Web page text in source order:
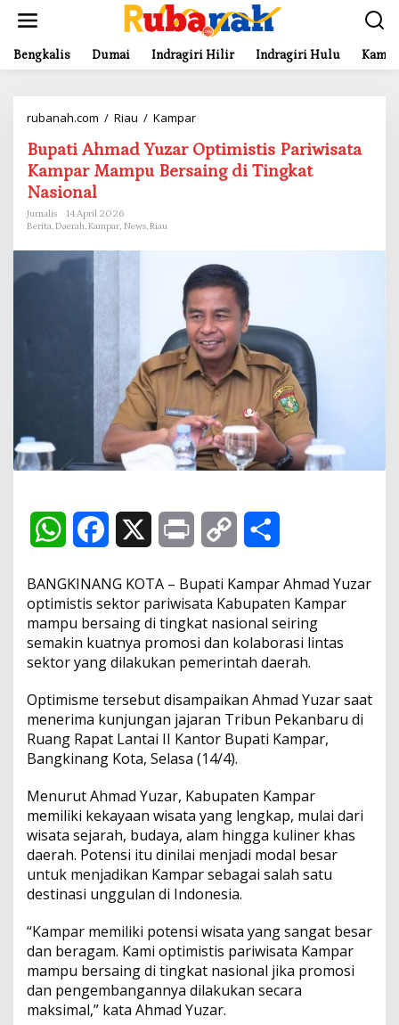
t
Bengkalis Dumai Indragiri Hilir Indragiri Hulu
rubanah.com / Riau / Kampar
p
a
t
a
d
Y
u
z
a
r
O
i
m
i
s
s
a
i
w
s
a
t
K
m
p
a
M
m
p
u
B
e
r
a
i
n
g
d
i
Bupati Ahmad Yuzar Optimistis Pariwisata
Kampar Mampu Bersaing di Tingkat
Nasional
Jurnalis
14 April 2026
Berita,Daerah,Kampar, News,Riau
W
a
t
s
A
p
c
e
b
o
o
i
n
t
p
y
L
i
n
a
r
e
BANGKINANG KOTA – Bupati Kampar Ahmad Yuzar
optimistis sektor pariwisata Kabupaten Kampar
mampu bersaing di tingkat nasional seiring
semakin kuatnya promosi dan kolaborasi lintas
sektor yang dilakukan pemerintah daerah.
Optimisme tersebut disampaikan Ahmad Yuzar saat
menerima kunjungan jajaran Tribun Pekanbaru di
Ruang Rapat Lantai II Kantor Bupati Kampar,
Bangkinang Kota, Selasa (14/4).
Menurut Ahmad Yuzar, Kabupaten Kampar
memiliki kekayaan wisata yang lengkap, mulai dari
wisata sejarah, budaya, alam hingga kuliner khas
daerah. Potensi itu dinilai menjadi modal besar
untuk menjadikan Kampar sebagai salah satu
destinasi unggulan di Indonesia.
“Kampar memiliki potensi wisata yang sangat besar
dan beragam. Kami optimistis pariwisata Kampar
mampu bersaing di tingkat nasional jika promosi
dan pengembangannya dilakukan secara
maksimal,” kata Ahmad Yuzar.